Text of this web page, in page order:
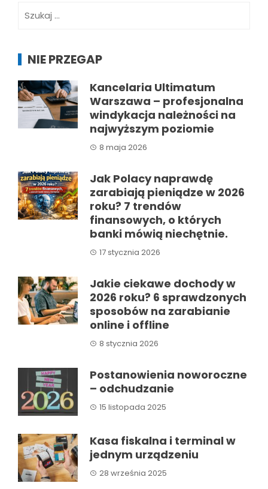
NIE PRZEGAP
Kancelaria Ultimatum
Warszawa – profesjonalna
windykacja należności na
najwyższym poziomie
8 maja 2026
Jak Polacy naprawdę
zarabiają pieniądze w 2026
roku? 7 trendów
finansowych, o których
banki mówią niechętnie.
17 stycznia 2026
Jakie ciekawe dochody w
2026 roku? 6 sprawdzonych
sposobów na zarabianie
online i offline
8 stycznia 2026
Postanowienia noworoczne
– odchudzanie
15 listopada 2025
Kasa fiskalna i terminal w
jednym urządzeniu
28 września 2025